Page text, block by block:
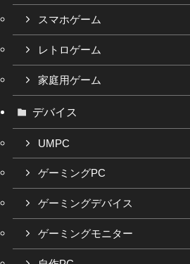
スマホゲーム
レトロゲーム
家庭用ゲーム
デバイス
UMPC
ゲーミングPC
ゲーミングデバイス
ゲーミングモニター